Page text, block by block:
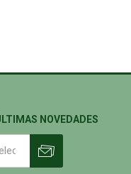
NOVEDADES